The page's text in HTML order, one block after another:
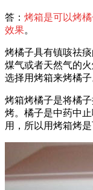
答： 烤箱是可以烤
效果。
烤橘子具有镇咳祛
煤气或者天然气的
选择用烤箱来烤橘子
烤箱烤橘子是将橘
烤。橘子是中药中
用，所以用烤箱烤是